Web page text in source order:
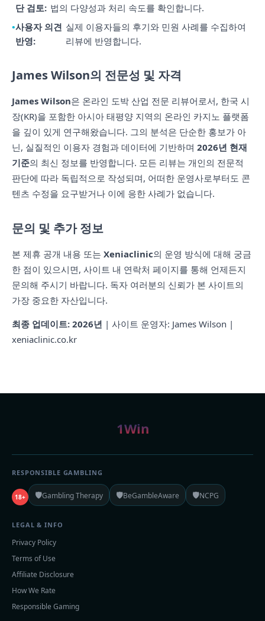
단 검토: 법의 다양성과 처리 속도를 확인합니다.
사용자 의견
반영:
실제 이용자들의 후기와 민원 사례를 수집하여
리뷰에 반영합니다.
James Wilson의 전문성 및 자격
James Wilson은 온라인 도박 산업 전문 리뷰어로서, 한국 시
장(KR)을 포함한 아시아 태평양 지역의 온라인 카지노 플랫폼
을 깊이 있게 연구해왔습니다. 그의 분석은 단순한 홍보가 아
닌, 실질적인 이용자 경험과 데이터에 기반하며 2026년 현재
기준의 최신 정보를 반영합니다. 모든 리뷰는 개인의 전문적
판단에 따라 독립적으로 작성되며, 어떠한 운영사로부터도 콘
텐츠 수정을 요구받거나 이에 응한 사례가 없습니다.
문의 및 추가 정보
본 제휴 공개 내용 또는 Xeniaclinic의 운영 방식에 대해 궁금
한 점이 있으시면, 사이트 내 연락처 페이지를 통해 언제든지
문의해 주시기 바랍니다. 독자 여러분의 신뢰가 본 사이트의
가장 중요한 자산입니다.
최종 업데이트: 2026년 | 사이트 운영자: James Wilson |
xeniaclinic.co.kr
1Win
RESPONSIBLE GAMBLING
18+ 🛡️Gambling Therapy 🛡️BeGambleAware 🛡️NCPG
LEGAL & INFO
Privacy Policy
Terms of Use
Affiliate Disclosure
How We Rate
Responsible Gaming